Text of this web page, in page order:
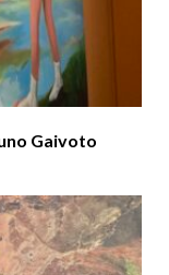
Gaivoto